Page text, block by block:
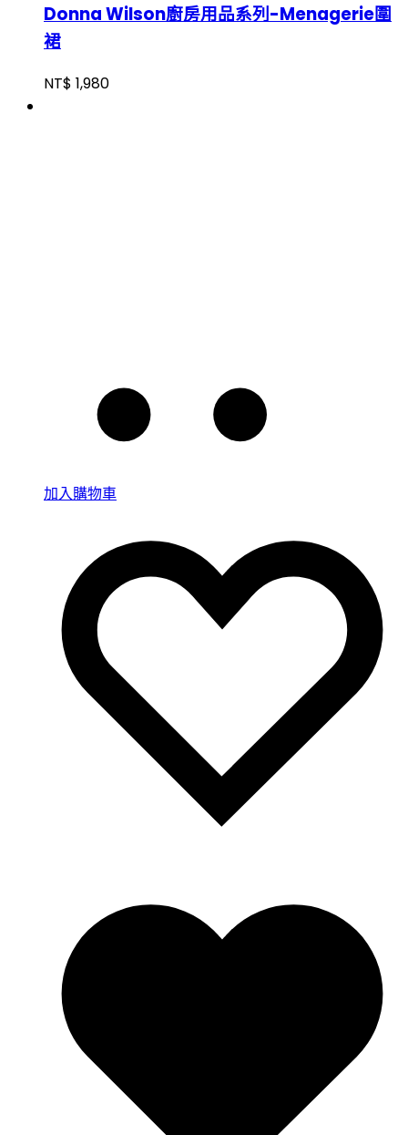
Donna Wilson廚房用品系列-Menagerie圍
裙
NT$ 1,980
加入購物車